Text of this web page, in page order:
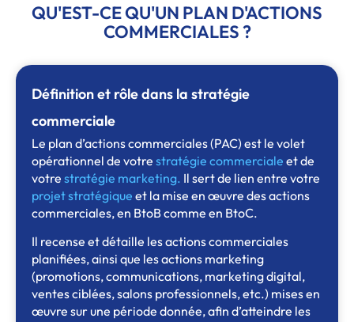
QU'EST-CE QU'UN PLAN D'ACTIONS
COMMERCIALES ?
Définition et rôle dans la stratégie
commerciale
Le plan d’actions commerciales (PAC) est le volet
opérationnel de votre stratégie commerciale et de
votre stratégie marketing. Il sert de lien entre votre
projet stratégique et la mise en œuvre des actions
commerciales, en BtoB comme en BtoC.
Il recense et détaille les actions commerciales
planifiées, ainsi que les actions marketing
(promotions, communications, marketing digital,
ventes ciblées, salons professionnels, etc.) mises en
œuvre sur une période donnée, afin d’atteindre les